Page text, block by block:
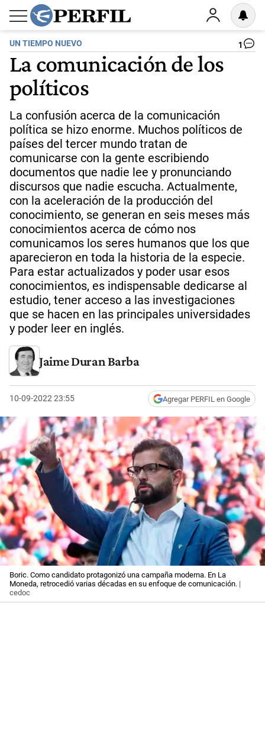
UN TIEMPO NUEVO 1
La comunicación de los
políticos
La confusión acerca de la comunicación
política se hizo enorme. Muchos políticos de
países del tercer mundo tratan de
comunicarse con la gente escribiendo
documentos que nadie lee y pronunciando
discursos que nadie escucha. Actualmente,
con la aceleración de la producción del
conocimiento, se generan en seis meses más
conocimientos acerca de cómo nos
comunicamos los seres humanos que los que
aparecieron en toda la historia de la especie.
Para estar actualizados y poder usar esos
conocimientos, es indispensable dedicarse al
estudio, tener acceso a las investigaciones
que se hacen en las principales universidades
y poder leer en inglés.
Jaime Duran Barba
10-09-2022 23:55 Agregar PERFIL en Google
Boric. Como candidato protagonizó una campaña moderna. En La
Moneda, retrocedió varias décadas en su enfoque de comunicación. |
cedoc